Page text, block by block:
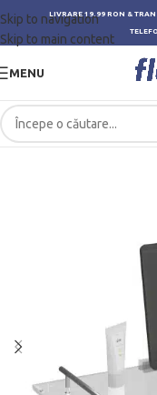
Skip to navigation
Skip to main content
LIVRARE 19.99 RON &
MENU